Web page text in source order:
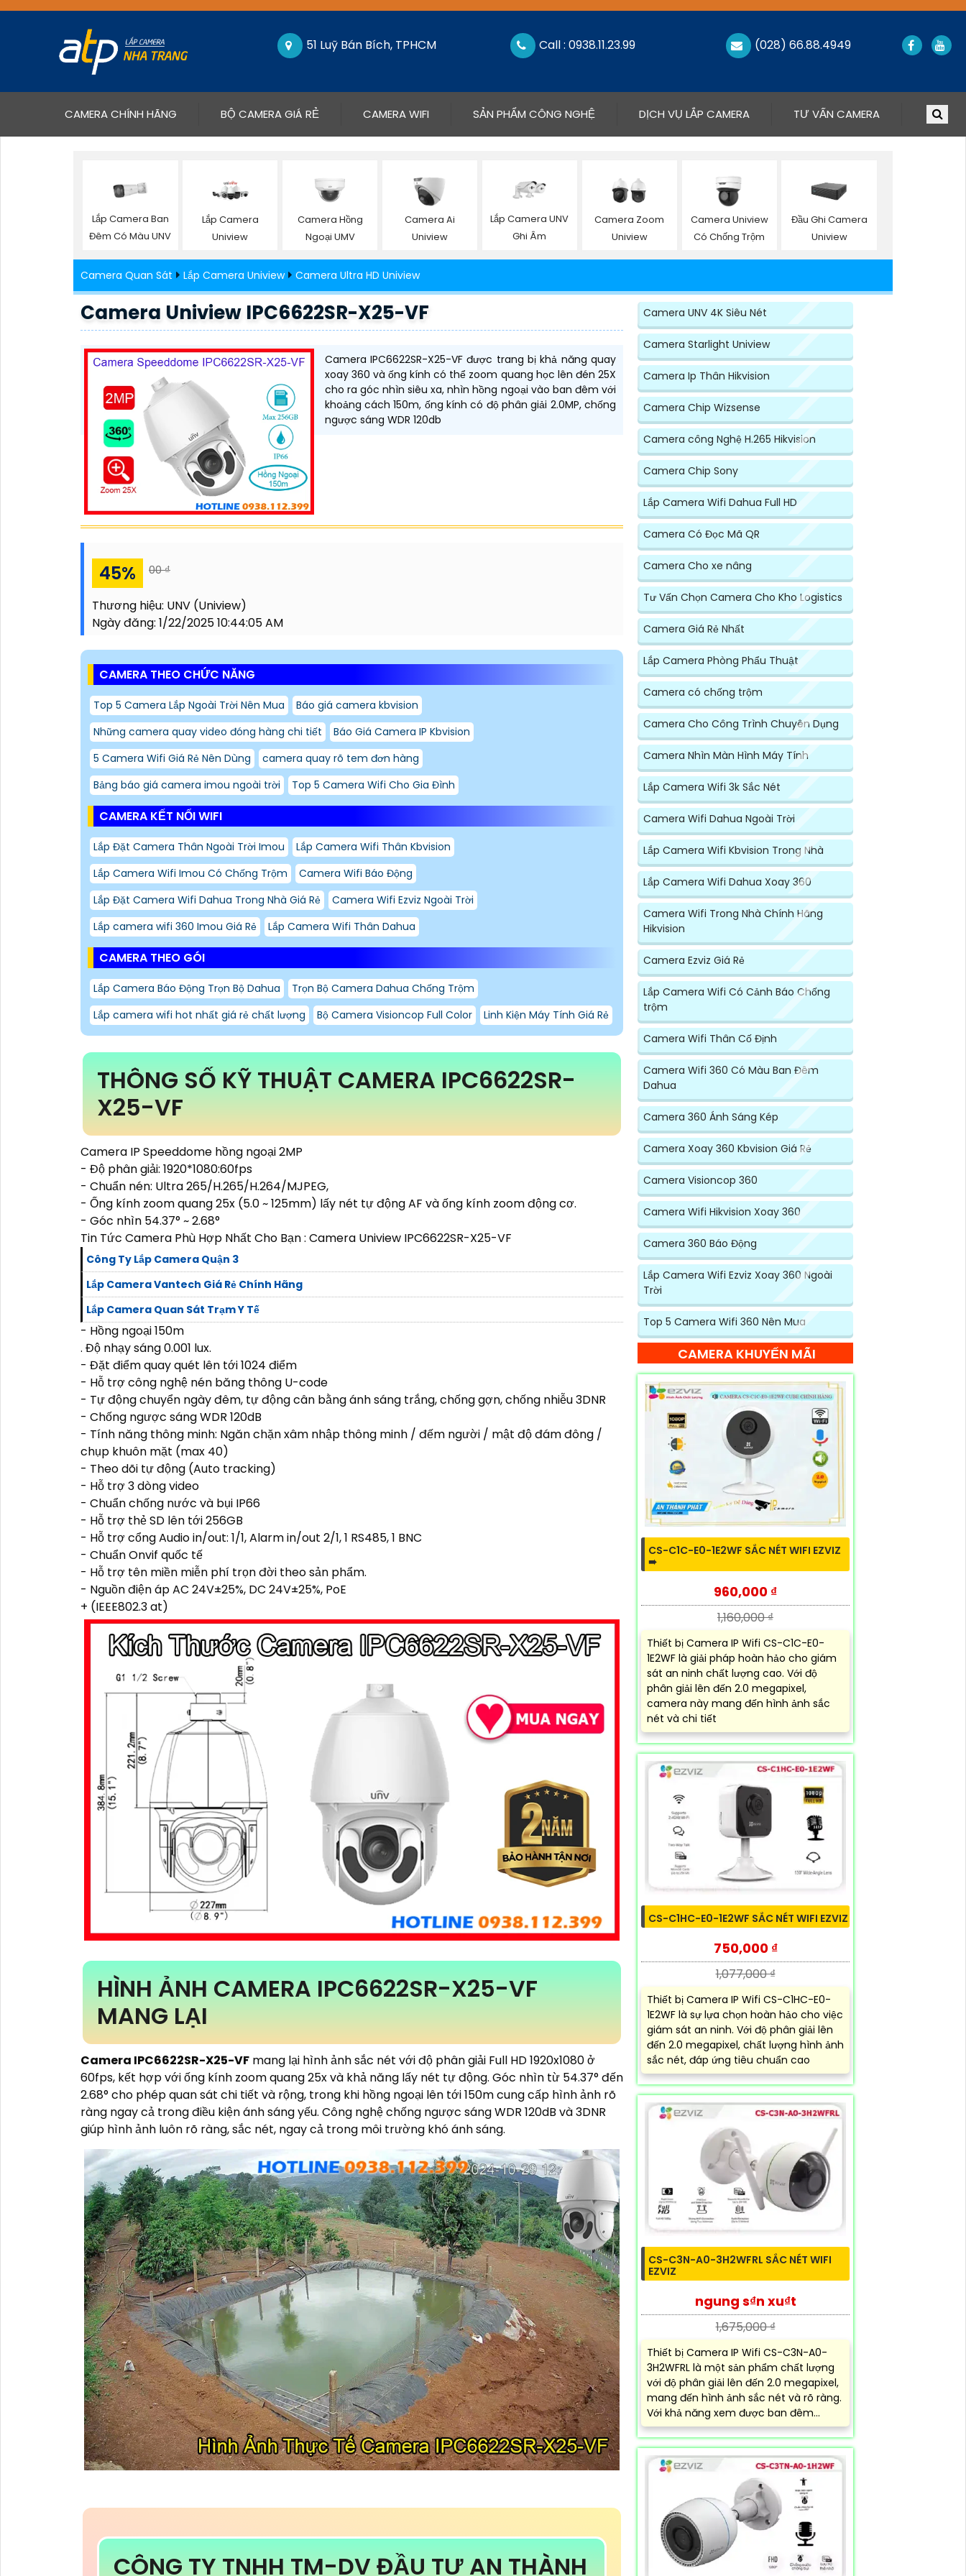
51 Luỹ Bán Bích, TPHCM Call : 0938.11.23.99 (028) 66.88.4949
CAMERA CHÍNH HÃNG(CURRENT)BỘ CAMERA GIÁ RẺ CAMERA WIFI SẢN PHẨM CÔNG NGHỆ DỊCH VỤ LẮP CAMERA TƯ VẤN CAMERA
Lắp Camera Ban
Đêm Có Màu UNV
Lắp Camera
Uniview
Camera Hồng
Ngoại UMV
Camera Ai
Uniview
Lắp Camera UNV
Ghi Âm
Camera Zoom
Uniview
Camera Uniview
Có Chống Trộm
Đầu Ghi Camera
Uniview
Camera Quan Sát Lắp Camera Uniview Camera Ultra HD Uniview
Camera Uniview IPC6622SR-X25-VF
Camera IPC6622SR-X25-VF được trang bị khả năng quay
xoay 360 và ống kính có thể zoom quang học lên đén 25X
cho ra góc nhìn siêu xa, nhìn hồng ngoại vào ban đêm với
khoảng cách 150m, ống kính có độ phân giải 2.0MP, chống
ngược sáng WDR 120db
45% 00 ₫
Thương hiệu: UNV (Uniview)
Ngày đăng: 1/22/2025 10:44:05 AM
CAMERA THEO CHỨC NĂNG
Top 5 Camera Lắp Ngoài Trời Nên Mua
Báo giá camera kbvision
Những camera quay video đóng hàng chi tiết
Báo Giá Camera IP Kbvision
5 Camera Wifi Giá Rẻ Nên Dùng
camera quay rõ tem đơn hàng
Bảng báo giá camera imou ngoài trời
Top 5 Camera Wifi Cho Gia Đình
CAMERA KẾT NỐI WIFI
Lắp Đặt Camera Thân Ngoài Trời Imou
Lắp Camera Wifi Thân Kbvision
Lắp Camera Wifi Imou Có Chống Trộm
Camera Wifi Báo Động
Lắp Đặt Camera Wifi Dahua Trong Nhà Giá Rẻ
Camera Wifi Ezviz Ngoài Trời
Lắp camera wifi 360 Imou Giá Rẻ
Lắp Camera Wifi Thân Dahua
CAMERA THEO GÓI
Lắp Camera Báo Động Trọn Bộ Dahua
Trọn Bộ Camera Dahua Chống Trộm
Lắp camera wifi hot nhất giá rẻ chất lượng
Bộ Camera Visioncop Full Color Linh Kiện Máy Tính Giá Rẻ
THÔNG SỐ KỸ THUẬT CAMERA IPC6622SR-
X25-VF
Camera IP Speeddome hồng ngoại 2MP
- Độ phân giải: 1920*1080:60fps
- Chuẩn nén: Ultra 265/H.265/H.264/MJPEG,
- Ống kính zoom quang 25x (5.0 ~ 125mm) lấy nét tự động AF và ống kính zoom động cơ.
- Góc nhìn 54.37° ~ 2.68°
Tin Tức Camera Phù Hợp Nhất Cho Bạn : Camera Uniview IPC6622SR-X25-VF
Công Ty Lắp Camera Quận 3
Lắp Camera Vantech Giá Rẻ Chính Hãng
Lắp Camera Quan Sát Trạm Y Tế
- Hồng ngoại 150m
. Độ nhạy sáng 0.001 lux.
- Đặt điểm quay quét lên tới 1024 điểm
- Hỗ trợ công nghệ nén băng thông U-code
- Tự động chuyển ngày đêm, tự động cân bằng ánh sáng trắng, chống gợn, chống nhiễu 3DNR
- Chống ngược sáng WDR 120dB
- Tính năng thông minh: Ngăn chặn xâm nhập thông minh / đếm người / mật độ đám đông /
chụp khuôn mặt (max 40)
- Theo dõi tự động (Auto tracking)
- Hỗ trợ 3 dòng video
- Chuẩn chống nước và bụi IP66
- Hỗ trợ thẻ SD lên tới 256GB
- Hỗ trợ cổng Audio in/out: 1/1, Alarm in/out 2/1, 1 RS485, 1 BNC
- Chuẩn Onvif quốc tế
- Hỗ trợ tên miền miễn phí trọn đời theo sản phẩm.
- Nguồn điện áp AC 24V±25%, DC 24V±25%, PoE
+ (IEEE802.3 at)
HÌNH ẢNH CAMERA IPC6622SR-X25-VF
MANG LẠI
Camera IPC6622SR-X25-VF mang lại hình ảnh sắc nét với độ phân giải Full HD 1920x1080 ở
60fps, kết hợp với ống kính zoom quang 25x và khả năng lấy nét tự động. Góc nhìn từ 54.37° đến
2.68° cho phép quan sát chi tiết và rộng, trong khi hồng ngoại lên tới 150m cung cấp hình ảnh rõ
ràng ngay cả trong điều kiện ánh sáng yếu. Công nghệ chống ngược sáng WDR 120dB và 3DNR
giúp hình ảnh luôn rõ ràng, sắc nét, ngay cả trong môi trường khó ánh sáng.
CÔNG TY TNHH TM-DV ĐẦU TƯ AN THÀNH
Camera UNV 4K Siêu Nét
Camera Starlight Uniview
Camera Ip Thân Hikvision
Camera Chip Wizsense
Camera công Nghệ H.265 Hikvision
Camera Chip Sony
Lắp Camera Wifi Dahua Full HD
Camera Có Đọc Mã QR
Camera Cho xe nâng
Tư Vấn Chọn Camera Cho Kho Logistics
Camera Giá Rẻ Nhất
Lắp Camera Phòng Phẩu Thuật
Camera có chống trộm
Camera Cho Công Trình Chuyên Dụng
Camera Nhìn Màn Hình Máy Tính
Lắp Camera Wifi 3k Sắc Nét
Camera Wifi Dahua Ngoài Trời
Lắp Camera Wifi Kbvision Trong Nhà
Lắp Camera Wifi Dahua Xoay 360
Camera Wifi Trong Nhà Chính Hãng
Hikvision
Camera Ezviz Giá Rẻ
Lắp Camera Wifi Có Cảnh Báo Chống
trộm
Camera Wifi Thân Cố Định
Camera Wifi 360 Có Màu Ban Đêm
Dahua
Camera 360 Ánh Sáng Kép
Camera Xoay 360 Kbvision Giá Rẻ
Camera Visioncop 360
Camera Wifi Hikvision Xoay 360
Camera 360 Báo Động
Lắp Camera Wifi Ezviz Xoay 360 Ngoài
Trời
Top 5 Camera Wifi 360 Nên Mua
CAMERA KHUYẾN MÃI
CS-C1C-E0-1E2WF SẮC NÉT WIFI EZVIZ
➠
960,000 ₫
1,160,000 ₫
Thiết bị Camera IP Wifi CS-C1C-E0-
1E2WF là giải pháp hoàn hảo cho giám
sát an ninh chất lượng cao. Với độ
phân giải lên đến 2.0 megapixel,
camera này mang đến hình ảnh sắc
nét và chi tiết
CS-C1HC-E0-1E2WF SẮC NÉT WIFI EZVIZ
750,000 ₫
1,077,000 ₫
Thiết bị Camera IP Wifi CS-C1HC-E0-
1E2WF là sự lựa chọn hoàn hảo cho việc
giám sát an ninh. Với độ phân giải lên
đến 2.0 megapixel, chất lượng hình ảnh
sắc nét, đáp ứng tiêu chuẩn cao
CS-C3N-A0-3H2WFRL SẮC NÉT WIFI
EZVIZ
ngung s₫n xu₫t
1,675,000 ₫
Thiết bị Camera IP Wifi CS-C3N-A0-
3H2WFRL là một sản phẩm chất lượng
với độ phân giải lên đến 2.0 megapixel,
mang đến hình ảnh sắc nét và rõ ràng.
Với khả năng xem được ban đêm...